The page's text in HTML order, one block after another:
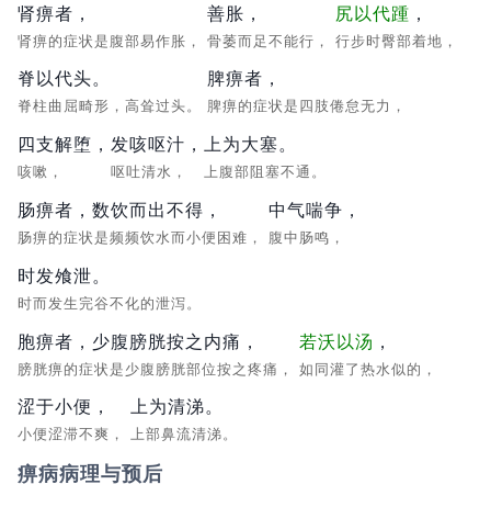
肾痹者，
肾痹的症状是腹部易作胀，
善胀，
骨萎而足不能行，
尻以代踵 ，
行步时臀部着地，
脊以代头。
脊柱曲屈畸形，高耸过头。
脾痹者，
脾痹的症状是四肢倦怠无力，
四支解堕，
咳嗽，
发咳呕汁，
呕吐清水，
上为大塞。
上腹部阻塞不通。
肠痹者，数饮而出不得，
肠痹的症状是频频饮水而小便困难，
中气喘争，
腹中肠鸣，
时发飧泄。
时而发生完谷不化的泄泻。
胞痹者，少腹膀胱按之内痛，
膀胱痹的症状是少腹膀胱部位按之疼痛，
若沃以汤 ，
如同灌了热水似的，
涩于小便，
小便涩滞不爽，
上为清涕。
上部鼻流清涕。
痹病病理与预后